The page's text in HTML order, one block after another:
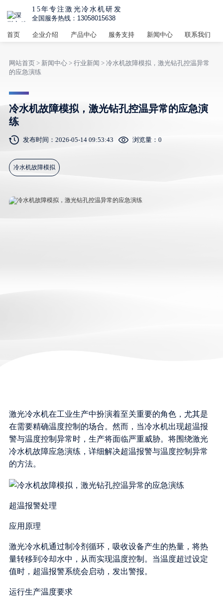
15年专注激光冷水机研发
全国服务热线：13058015638
首页 企业介绍 产品中心 服务支持 新闻中心 联系我们
网站首页> 新闻中心> 行业新闻 > 冷水机故障模拟，激光钻孔控温异常
的应急演练
冷水机故障模拟，激光钻孔控温异常的应急演
练
发布时间：2026-05-14 09:53:43 浏览量： 0
冷水机故障模拟
激光冷水机在工业生产中扮演着至关重要的角色，尤其是
在需要精确温度控制的场合。然而，当冷水机出现超温报
警与温度控制异常时，生产将面临严重威胁。将围绕激光
冷水机故障应急演练，详细解决超温报警与温度控制异常
的方法。
超温报警处理
应用原理
激光冷水机通过制冷剂循环，吸收设备产生的热量，将热
量转移到冷却水中，从而实现温度控制。当温度超过设定
值时，超温报警系统会启动，发出警报。
运行生产温度要求